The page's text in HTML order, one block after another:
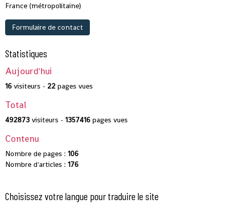
France (métropolitaine)
Formulaire de contact
Statistiques
Aujourd'hui
16 visiteurs - 22 pages vues
Total
492873 visiteurs - 1357416 pages vues
Contenu
Nombre de pages : 106
Nombre d'articles : 176
Choisissez votre langue pour traduire le site